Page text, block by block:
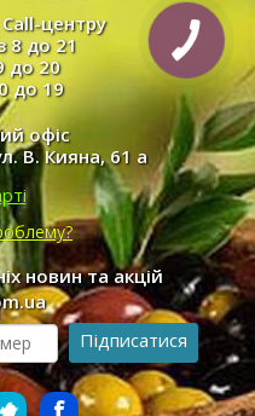
центру
8 до 21
до 20
до 19
офіс
В. Кияна, 61 а
новин та акцій